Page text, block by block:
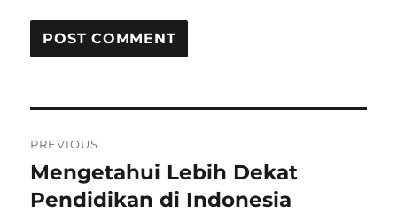
navigation
PREVIOUS
Previous
post:
Mengetahui Lebih Dekat
Pendidikan di Indonesia